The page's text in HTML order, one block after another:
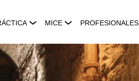
MICE PROFESIONALES